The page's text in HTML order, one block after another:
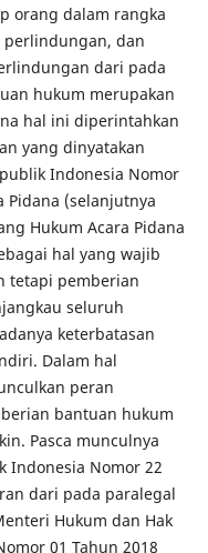
orang dalam rangka
perlindungan, dan
dari pada
hukum merupakan
hal ini diperintahkan
yang dinyatakan
Indonesia Nomor
Pidana (selanjutnya
Hukum Acara Pidana
hal yang wajib
tetapi pemberian
seluruh
keterbatasan
Dalam hal
peran
bantuan hukum
Pasca munculnya
Indonesia Nomor 22
dari pada paralegal
Hukum dan Hak
01 Tahun 2018